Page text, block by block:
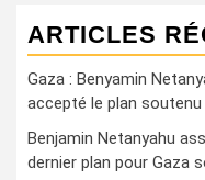
ARTICLES
Gaza : Benyamin
accepté le plan
Benjamin Netanyahu
dernier plan pour Gaza